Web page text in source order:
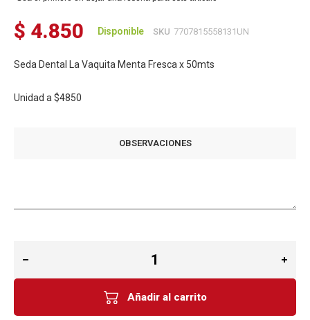
$ 4.850 Disponible SKU 7707815558131UN
Seda Dental La Vaquita Menta Fresca x 50mts
Unidad a $4850
OBSERVACIONES
Añadir al carrito